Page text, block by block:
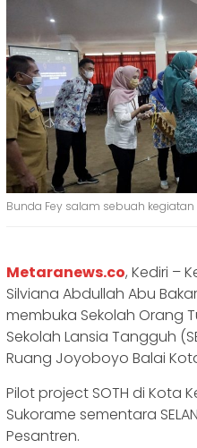
Bunda Fey salam sebuah
Metaranews.co, Kediri –
Silviana Abdullah Abu
membuka Sekolah Orang
Sekolah Lansia Tangguh
Ruang Joyoboyo Balai
Pilot project SOTH di Kota
Sukorame sementara
Pesantren.